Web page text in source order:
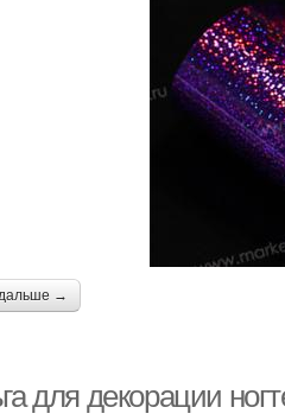
→
для декорации